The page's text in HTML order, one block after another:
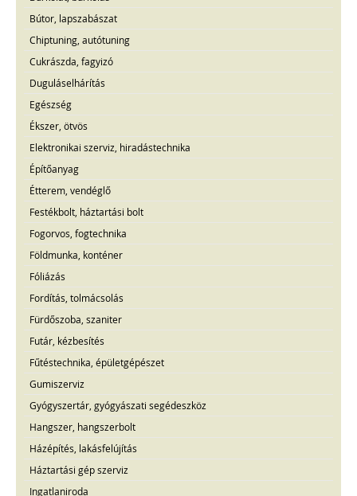
Bútor, lapszabászat
Chiptuning, autótuning
Cukrászda, fagyizó
Duguláselhárítás
Egészség
Ékszer, ötvös
Elektronikai szerviz, hiradástechnika
Építőanyag
Étterem, vendéglő
Festékbolt, háztartási bolt
Fogorvos, fogtechnika
Földmunka, konténer
Fóliázás
Fordítás, tolmácsolás
Fürdőszoba, szaniter
Futár, kézbesítés
Fűtéstechnika, épületgépészet
Gumiszerviz
Gyógyszertár, gyógyászati segédeszköz
Hangszer, hangszerbolt
Házépítés, lakásfelújítás
Háztartási gép szerviz
Ingatlaniroda